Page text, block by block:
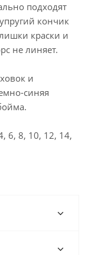
подходят
кончик
краски и
не линяет.
и
синяя
6, 8, 10, 12, 14,